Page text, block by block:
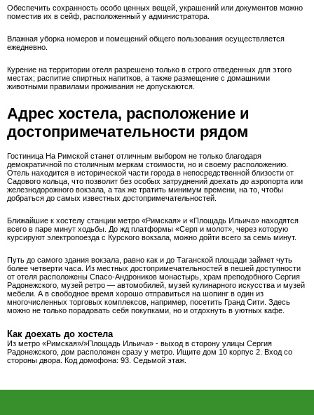
Обеспечить сохранность особо ценных вещей, украшений или документов можно
поместив их в сейф, расположенный у администратора.
Влажная уборка номеров и помещений общего пользования осуществляется
ежедневно.
Курение на территории отеля разрешено только в строго отведенных для этого
местах; распитие спиртных напитков, а также размещение с домашними
животными правилами проживания не допускаются.
Адрес хостела, расположение и
достопримечательности рядом
Гостиница На Римской станет отличным выбором не только благодаря
демократичной по столичным меркам стоимости, но и своему расположению.
Отель находится в исторической части города в непосредственной близости от
Садового кольца, что позволит без особых затруднений доехать до аэропорта или
железнодорожного вокзала, а так же тратить минимум времени, на то, чтобы
добраться до самых известных достопримечательностей.
Ближайшие к хостелу станции метро «Римская» и «Площадь Ильича» находятся
всего в паре минут ходьбы. До жд платформы «Серп и молот», через которую
курсируют электропоезда с Курского вокзала, можно дойти всего за семь минут.
Путь до самого здания вокзала, равно как и до Таганской площади займет чуть
более четверти часа. Из местных достопримечательностей в пешей доступности
от отеля расположены Спасо-Андроников монастырь, храм преподобного Сергия
Радонежского, музей ретро — автомобилей, музей кулинарного искусства и музей
мебели. А в свободное время хорошо отправиться на шопинг в один из
многочисленных торговых комплексов, например, посетить Гранд Сити. Здесь
можно не только порадовать себя покупками, но и отдохнуть в уютных кафе.
Как доехать до хостела
Из метро «Римская»/»Площадь Ильича» - выход в сторону улицы Сергия
Радонежского, дом расположен сразу у метро. Ищите дом 10 корпус 2. Вход со
стороны двора. Код домофона: 93. Седьмой этаж.